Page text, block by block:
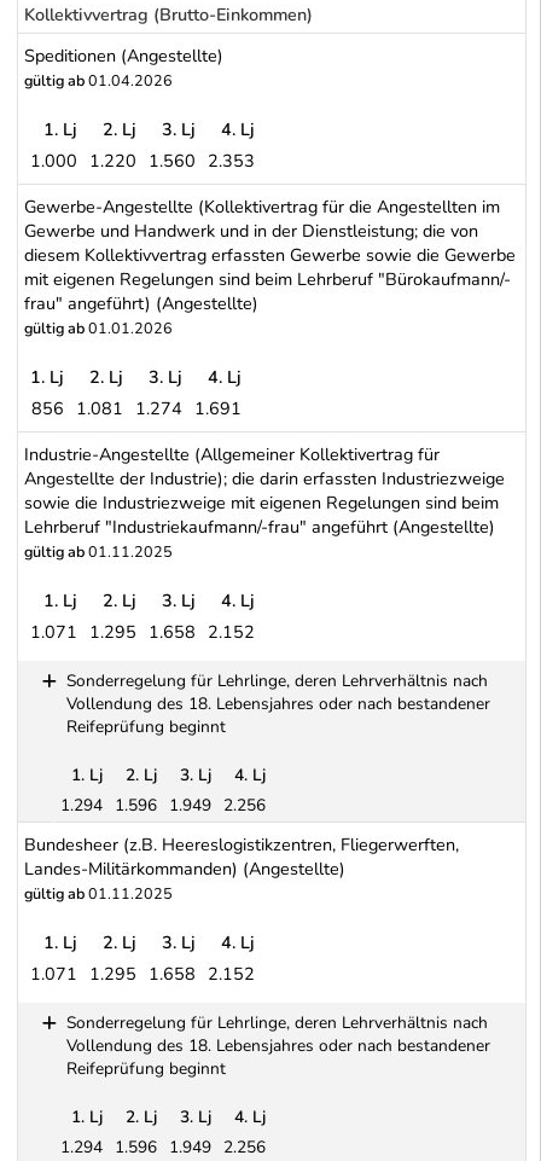
Kollektivvertrag (Brutto-Einkommen)
Speditionen (Angestellte)
gültig ab01.04.2026
Speditionen (Angestellte)
1. Lj 2. Lj 3. Lj
4. Lj
1.000 1.220 1.560 2.353
Gewerbe-Angestellte (Kollektivertrag für die Angestellten im
Gewerbe und Handwerk und in der Dienstleistung; die von
diesem Kollektivvertrag erfassten Gewerbe sowie die Gewerbe
mit eigenen Regelungen sind beim Lehrberuf "Bürokaufmann/-
frau" angeführt) (Angestellte)
gültig ab01.01.2026
Gewerbe-Angestellte (Kollektivertrag für die Angestellten im
1. Lj 2. Lj 3. Lj
4. Lj
856 1.081 1.274 1.691
Industrie-Angestellte (Allgemeiner Kollektivertrag für
Angestellte der Industrie); die darin erfassten Industriezweige
sowie die Industriezweige mit eigenen Regelungen sind beim
Lehrberuf "Industriekaufmann/-frau" angeführt (Angestellte)
gültig ab01.11.2025
1. Lj 2. Lj 3. Lj
4. Lj
1.071 1.295 1.658 2.152
Sonderregelung für Lehrlinge, deren Lehrverhältnis nach
Vollendung des 18. Lebensjahres oder nach bestandener
Reifeprüfung beginnt
Sonderregelung für Lehrlinge, deren Lehrverhältnis nach
1. Lj 2. Lj 3. Lj
4. Lj
1.294 1.596 1.949 2.256
Bundesheer (z.B. Heereslogistikzentren, Fliegerwerften,
Landes-Militärkommanden) (Angestellte)
gültig ab01.11.2025
1. Lj 2. Lj 3. Lj
4. Lj
1.071 1.295 1.658 2.152
Sonderregelung für Lehrlinge, deren Lehrverhältnis nach
Vollendung des 18. Lebensjahres oder nach bestandener
Reifeprüfung beginnt
1. Lj 2. Lj 3. Lj
4. Lj
1.294 1.596 1.949 2.256